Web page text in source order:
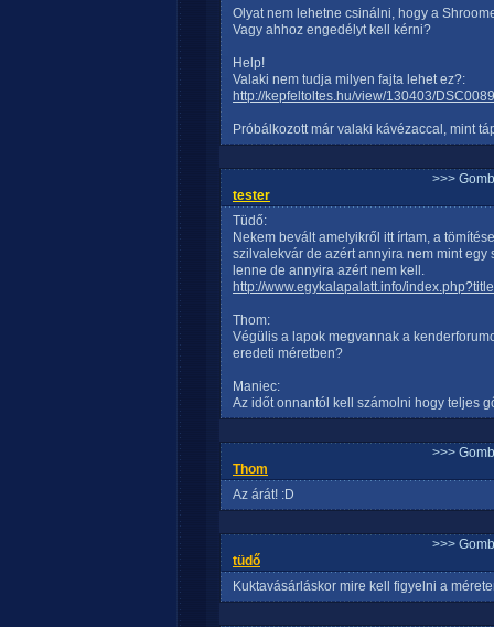
Olyat nem lehetne csinálni, hogy a
Vagy ahhoz engedélyt kell kérni?
Help!
Valaki nem tudja milyen fajta lehet ez?:
http://kepfeltoltes.hu/view/130403/
Próbálkozott már valaki kávézaccal, mint
>>>
tester
Tüdő:
Nekem bevált amelyikről itt írtam, a
szilvalekvár de azért annyira nem mint
lenne de annyira azért nem kell.
http://www.egykalapalatt.info/
Thom:
Végülis a lapok megvannak a
eredeti méretben?
Maniec:
Az időt onnantól kell számolni hogy teljes
>>>
Thom
Az árát! :D
>>>
tüdő
Kuktavásárláskor mire kell figyelni a